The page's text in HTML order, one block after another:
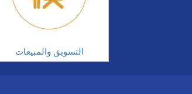
التسويق والمبيعات